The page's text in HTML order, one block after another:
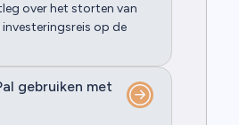
over het storten van
investeringsreis op de
gebruiken met